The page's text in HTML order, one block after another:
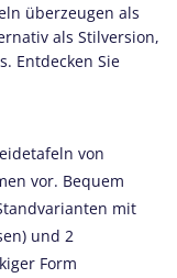
überzeugen als
als Stilversion,
Entdecken Sie
von
vor. Bequem
mit
und 2
Form